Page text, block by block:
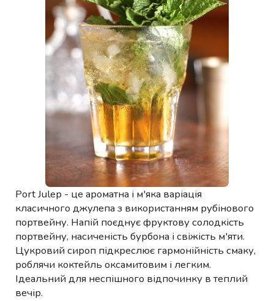
Port Julep - це ароматна і м'яка варіація
класичного джулепа з використанням рубінового
портвейну. Напій поєднує фруктову солодкість
портвейну, насиченість бурбона і свіжість м'яти.
Цукровий сироп підкреслює гармонійність смаку,
роблячи коктейль оксамитовим і легким.
Ідеальний для неспішного відпочинку в теплий
вечір.